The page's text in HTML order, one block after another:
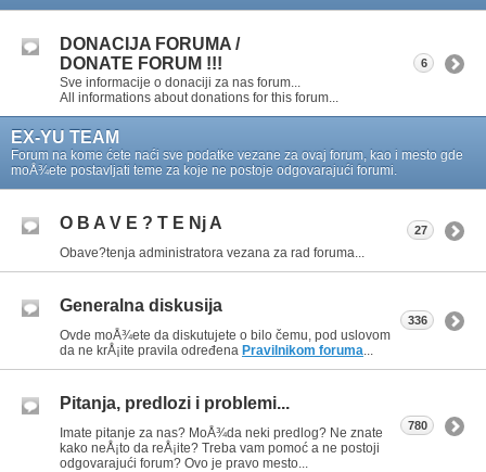
DONACIJA FORUMA /
DONATE FORUM !!!
Sve informacije o donaciji za nas forum...
All informations about donations for this forum...
6
EX-YU TEAM
Forum na kome ćete naći sve podatke vezane za ovaj forum, kao i mesto gde
moÅ¾ete postavljati teme za koje ne postoje odgovarajući forumi.
O B A V E ? T E Nj A
Obave?tenja administratora vezana za rad foruma...
27
Generalna diskusija
Ovde moÅ¾ete da diskutujete o bilo čemu, pod uslovom
da ne krÅ¡ite pravila određena Pravilnikom foruma
336
Pitanja, predlozi i problemi...
Imate pitanje za nas? MoÅ¾da neki predlog? Ne znate
kako neÅ¡to da reÅ¡ite? Treba vam pomoć a ne postoji
odgovarajući forum? Ovo je pravo mesto...
780